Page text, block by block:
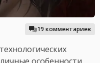
19 комментариев